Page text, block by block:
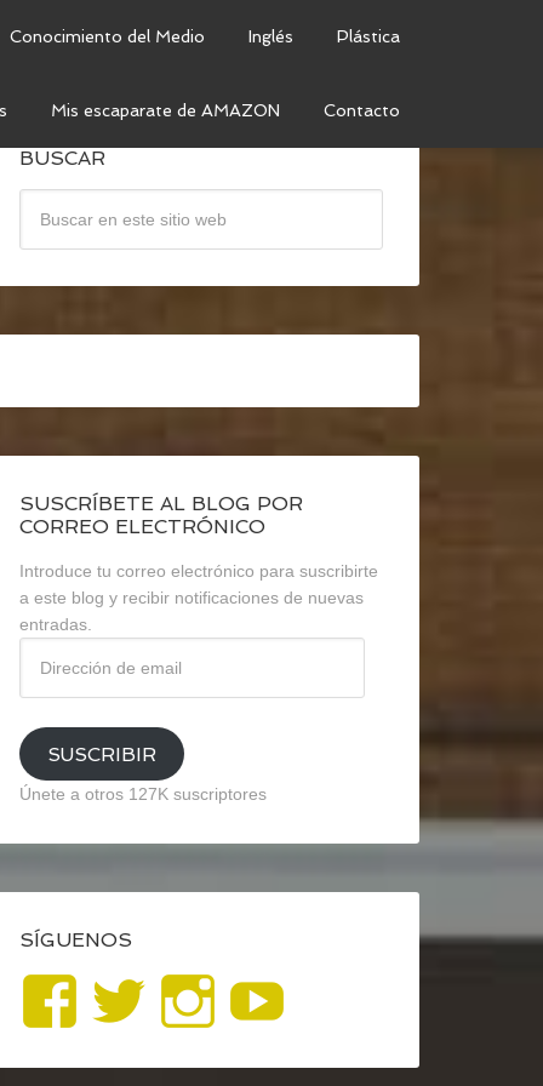
Conocimiento del Medio Inglés Plástica
Mis escaparate de AMAZON Contacto
BUSCAR
SUSCRÍBETE AL BLOG POR
CORREO ELECTRÓNICO
Introduce tu correo electrónico para suscribirte
a este blog y recibir notificaciones de nuevas
entradas.
email
SUSCRIBIR
Únete a otros 127K suscriptores
SÍGUENOS
Ver
perfil
Ver
perfil
Ver
perfil